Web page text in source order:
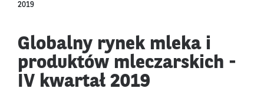
2019
Globalny rynek mleka i
produktów mleczarskich -
IV kwartał 2019